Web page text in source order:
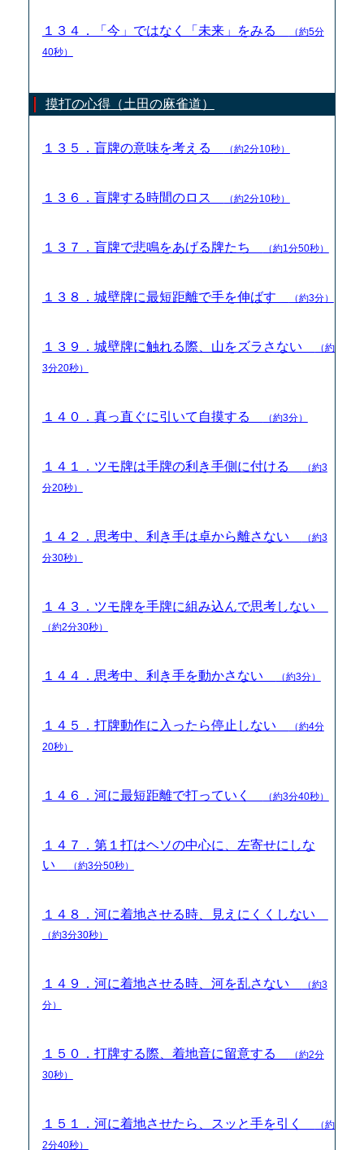
１３４．「今」ではなく「未来」をみる
（約5分
40秒）
摸打の心得（土田の麻雀道）
１３５．盲牌の意味を考える （約2分10秒）
１３６．盲牌する時間のロス （約2分10秒）
１３７．盲牌で悲鳴をあげる牌たち （約1分50秒）
１３８．城壁牌に最短距離で手を伸ばす （約3分）
１３９．城壁牌に触れる際、山をズラさない
（約
3分20秒）
１４０．真っ直ぐに引いて自摸する （約3分）
１４１．ツモ牌は手牌の利き手側に付ける
（約3
分20秒）
１４２．思考中、利き手は卓から離さない
（約3
分30秒）
１４３．ツモ牌を手牌に組み込んで思考しない
（約2分30秒）
１４４．思考中、利き手を動かさない （約3分）
１４５．打牌動作に入ったら停止しない
（約4分
20秒）
１４６．河に最短距離で打っていく （約3分40秒）
１４７．第１打はヘソの中心に、左寄せにしな
い
（約3分50秒）
１４８．河に着地させる時、見えにくくしない
（約3分30秒）
１４９．河に着地させる時、河を乱さない
（約3
分）
１５０．打牌する際、着地音に留意する
（約2分
30秒）
１５１．河に着地させたら、スッと手を引く
（約
2分40秒）